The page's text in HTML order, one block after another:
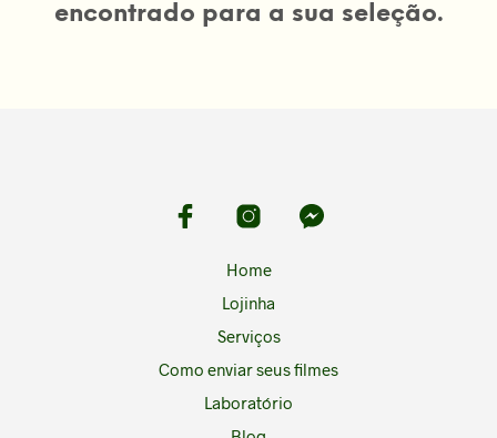
encontrado para a sua seleção.
Home
Lojinha
Serviços
Como enviar seus filmes
Laboratório